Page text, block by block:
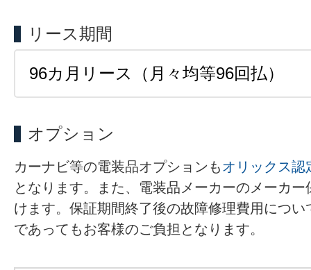
リース期間
オプション
カーナビ等の電装品オプションもオリックス認
となります。また、電装品メーカーのメーカ
けます。保証期間終了後の故障修理費用につ
であってもお客様のご負担となります。